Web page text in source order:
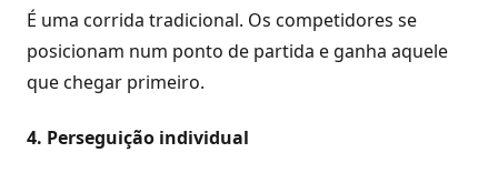
É uma corrida tradicional. Os competidores se
posicionam num ponto de partida e ganha aquele
que chegar primeiro.
4. Perseguição individual